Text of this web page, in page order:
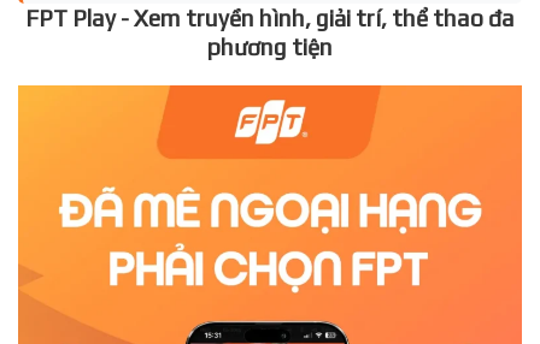
FPT Play - Xem truyền hình, giải trí, thể thao đa
phương tiện